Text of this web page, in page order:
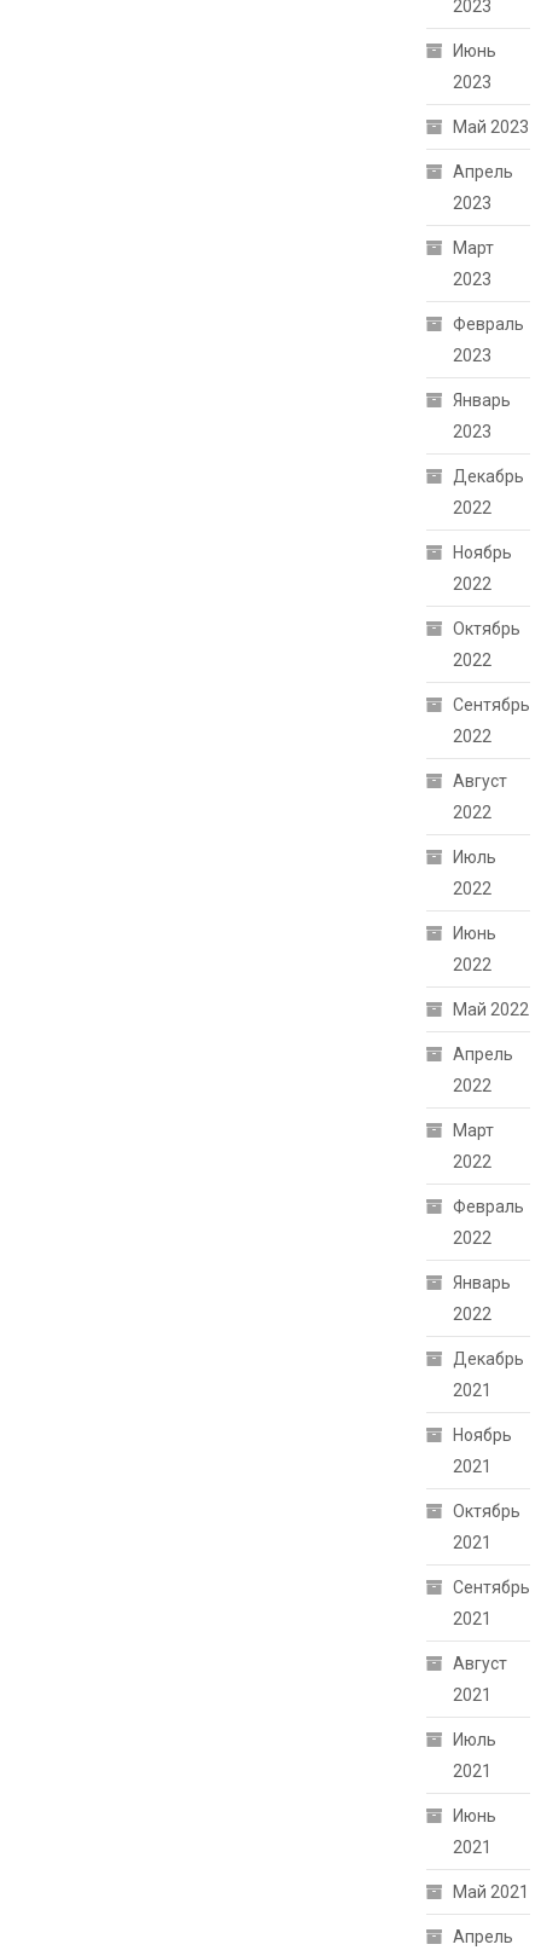
2023
Июнь
2023
Май 2023
Апрель
2023
Март
2023
Февраль
2023
Январь
2023
Декабрь
2022
Ноябрь
2022
Октябрь
2022
Сентябрь
2022
Август
2022
Июль
2022
Июнь
2022
Май 2022
Апрель
2022
Март
2022
Февраль
2022
Январь
2022
Декабрь
2021
Ноябрь
2021
Октябрь
2021
Сентябрь
2021
Август
2021
Июль
2021
Июнь
2021
Май 2021
Апрель